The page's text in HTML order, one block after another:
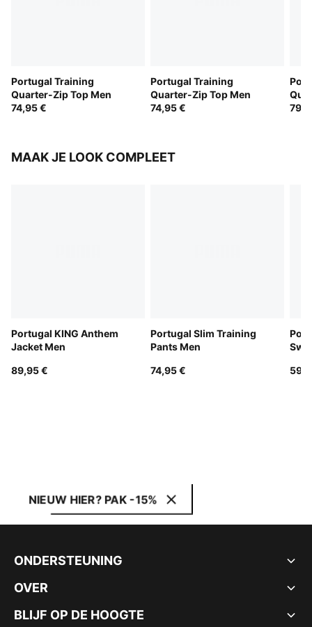
Portugal Training
Quarter-Zip Top Men
74,95 €
Portugal Training
Quarter-Zip Top Men
74,95 €
MAAK JE LOOK COMPLEET
Portugal KING Anthem
Jacket Men
89,95 €
Portugal Slim Training
Pants Men
74,95 €
NIEUW HIER? PAK -15%
ONDERSTEUNING
OVER
BLIJF OP DE HOOGTE